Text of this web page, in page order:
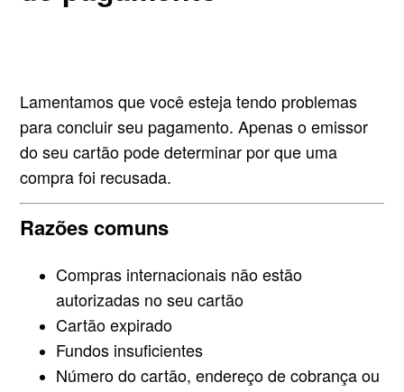
Lamentamos que você esteja tendo problemas
para concluir seu pagamento. Apenas o emissor
do seu cartão pode determinar por que uma
compra foi recusada.
Razões comuns
Compras internacionais não estão
autorizadas no seu cartão
Cartão expirado
Fundos insuficientes
Número do cartão, endereço de cobrança ou